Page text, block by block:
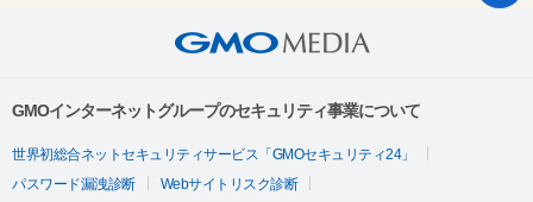
GMOインターネットグループのセキュリティ事業について
世界初総合ネットセキュリティサービス「GMOセキュリティ24」
パスワード漏洩診断
Webサイトリスク診断